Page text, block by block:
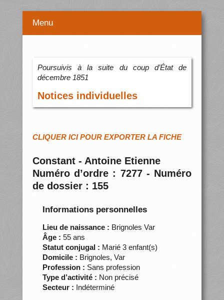
Menu
Poursuivis à la suite du coup d’État de
décembre 1851
Notices individuelles
CLIQUER ICI POUR EXPORTER LA FICHE
Constant - Antoine Etienne
Numéro d’ordre : 7277 - Numéro
de dossier : 155
Informations personnelles
Lieu de naissance : Brignoles Var
Âge : 55 ans
Statut conjugal : Marié 3 enfant(s)
Domicile : Brignoles, Var
Profession : Sans profession
Type d’activité : Non précisé
Secteur : Indéterminé